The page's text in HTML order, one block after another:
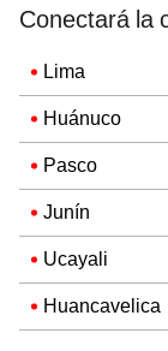
Conectará la
Lima
Huánuco
Pasco
Junín
Ucayali
Huancavelica